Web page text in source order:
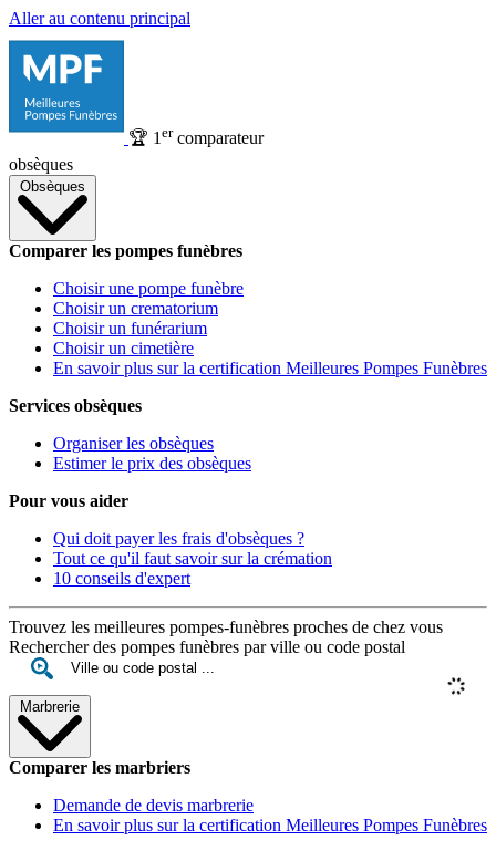
Aller au contenu principal
🏆 1 ercomparateur
obsèques
Obsèques
Comparer les pompes funèbres
Choisir une pompe funèbre
Choisir un crematorium
Choisir un funérarium
Choisir un cimetière
En savoir plus sur la certification Meilleures Pompes Funèbres
Services obsèques
Organiser les obsèques
Estimer le prix des obsèques
Pour vous aider
Qui doit payer les frais d'obsèques ?
Tout ce qu'il faut savoir sur la crémation
10 conseils d'expert
Trouvez les meilleures pompes-funèbres proches de chez vous
Rechercher des pompes funèbres par ville ou code postal
Marbrerie
Comparer les marbriers
Demande de devis marbrerie
En savoir plus sur la certification Meilleures Pompes Funèbres